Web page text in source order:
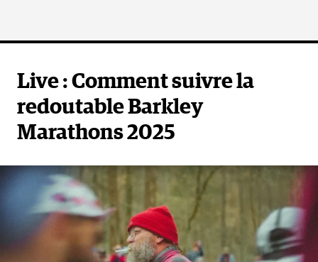
Live : Comment suivre la
redoutable Barkley
Marathons 2025